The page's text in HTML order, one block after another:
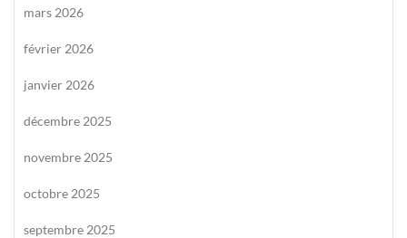
mars 2026
février 2026
janvier 2026
décembre 2025
novembre 2025
octobre 2025
septembre 2025